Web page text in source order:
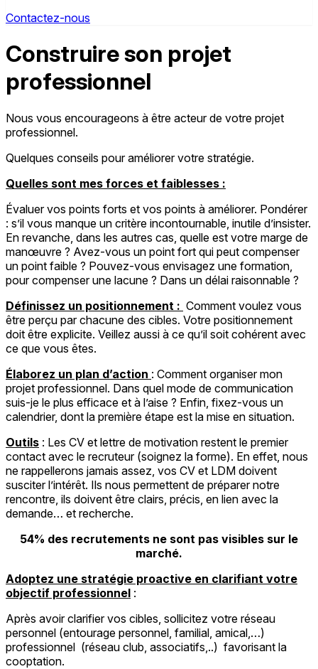
Contactez-nous
Construire son projet
professionnel
Nous vous encourageons à être acteur de votre projet
professionnel.
Quelques conseils pour améliorer votre stratégie.
Quelles sont mes forces et faiblesses :
Évaluer vos points forts et vos points à améliorer. Pondérer
: s’il vous manque un critère incontournable, inutile d’insister.
En revanche, dans les autres cas, quelle est votre marge de
manœuvre ? Avez-vous un point fort qui peut compenser
un point faible ? Pouvez-vous envisagez une formation,
pour compenser une lacune ? Dans un délai raisonnable ?
Définissez un positionnement : Comment voulez vous
être perçu par chacune des cibles. Votre positionnement
doit être explicite. Veillez aussi à ce qu’il soit cohérent avec
ce que vous êtes.
Élaborez un plan d’action : Comment organiser mon
projet professionnel. Dans quel mode de communication
suis-je le plus efficace et à l’aise ? Enfin, fixez-vous un
calendrier, dont la première étape est la mise en situation.
Outils : Les CV et lettre de motivation restent le premier
contact avec le recruteur (soignez la forme). En effet, nous
ne rappellerons jamais assez, vos CV et LDM doivent
susciter l’intérêt. Ils nous permettent de préparer notre
rencontre, ils doivent être clairs, précis, en lien avec la
demande… et recherche.
54% des recrutements ne sont pas visibles sur le
marché.
Adoptez une stratégie proactive en clarifiant votre
objectif professionnel :
Après avoir clarifier vos cibles, sollicitez votre réseau
personnel (entourage personnel, familial, amical,…)
professionnel (réseau club, associatifs,..) favorisant la
cooptation.